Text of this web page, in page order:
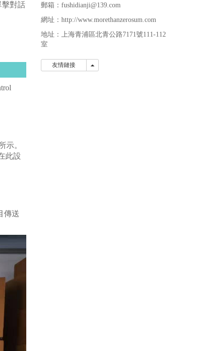
擊對話
示。
此設
傳送
郵箱：fushidianji@139.com
網址：http://www.morethanzerosum.com
地址： 上海青浦區北青公路7171號111-112
室
友情鏈接 友情鏈接